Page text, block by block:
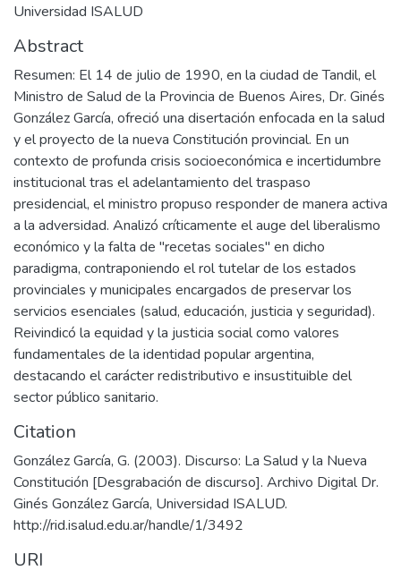
Universidad ISALUD
Abstract
Resumen: El 14 de julio de 1990, en la ciudad de Tandil, el
Ministro de Salud de la Provincia de Buenos Aires, Dr. Ginés
González García, ofreció una disertación enfocada en la salud
y el proyecto de la nueva Constitución provincial. En un
contexto de profunda crisis socioeconómica e incertidumbre
institucional tras el adelantamiento del traspaso
presidencial, el ministro propuso responder de manera activa
a la adversidad. Analizó críticamente el auge del liberalismo
económico y la falta de "recetas sociales" en dicho
paradigma, contraponiendo el rol tutelar de los estados
provinciales y municipales encargados de preservar los
servicios esenciales (salud, educación, justicia y seguridad).
Reivindicó la equidad y la justicia social como valores
fundamentales de la identidad popular argentina,
destacando el carácter redistributivo e insustituible del
sector público sanitario.
Citation
González García, G. (2003). Discurso: La Salud y la Nueva
Constitución [Desgrabación de discurso]. Archivo Digital Dr.
Ginés González García, Universidad ISALUD.
URI